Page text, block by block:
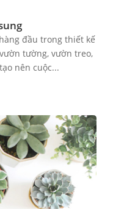
đầu trong thiết kế
tường, vườn treo,
nên cuộc...